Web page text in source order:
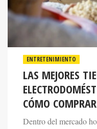
ENTRETENIMIENTO
LAS MEJORES
CÓMO
Dentro del mercado